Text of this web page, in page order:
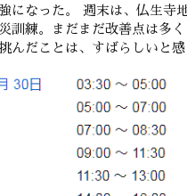
になった。 週末は、仏生寺
訓練。まだまだ改善点は多
んだことは、すばらしいと感